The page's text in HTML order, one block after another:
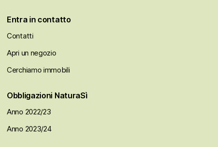
Entra in contatto
Contatti
Apri un negozio
Cerchiamo immobili
Obbligazioni NaturaSì
Anno 2022/23
Anno 2023/24